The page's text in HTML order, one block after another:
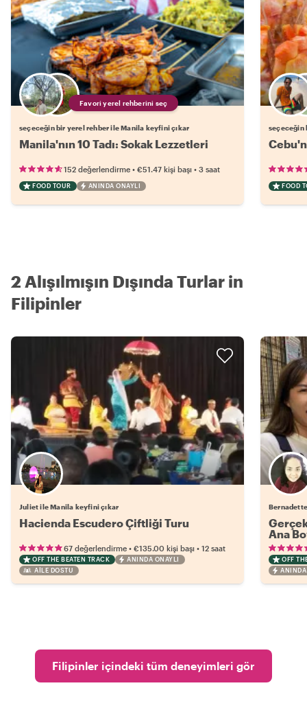
Favori yerel rehberini seç
seçeceğin bir yerel rehber ile Manila keyfini çıkar
Manila'nın 10 Tadı: Sokak Lezzetleri
152 değerlendirme • €51.47 kişi başı • 3 saat
FOOD TOUR ANINDA ONAYLI
seçeceğin
FOOD
2 Alışılmışın Dışında Turlar in
Filipinler
Juliet ile Manila keyfini çıkar
Hacienda Escudero Çiftliği Turu
67 değerlendirme • €135.00 kişi başı • 12 saat
OFF THE BEATEN TRACK
ANINDA ONAYLI
AILE DOSTU
Ana
OFF
Filipinler içindeki tüm deneyimleri gör